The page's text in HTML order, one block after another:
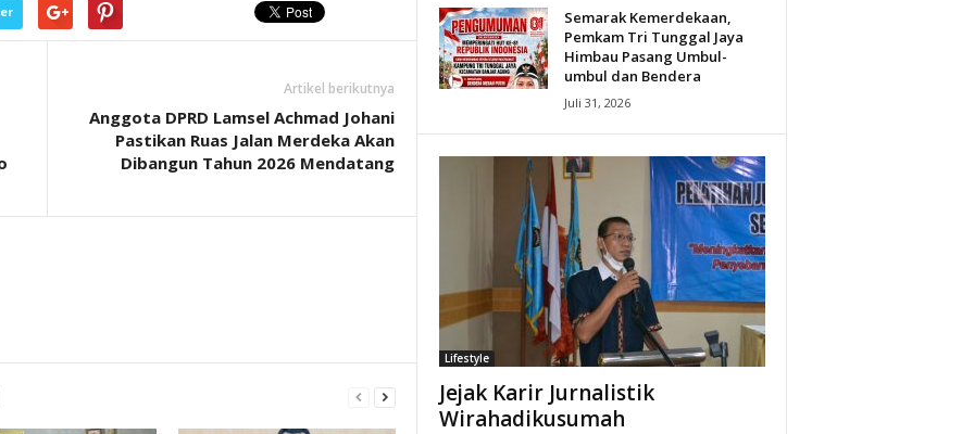
Artikel berikutnya
Anggota DPRD Lamsel Achmad Johani
Pastikan Ruas Jalan Merdeka Akan
Dibangun Tahun 2026 Mendatang
Semarak Kemerdekaan,
Pemkam Tri Tunggal Jaya
Himbau Pasang Umbul-
umbul dan Bendera
Juli 31, 2026
Lifestyle
Jejak Karir Jurnalistik
Wirahadikusumah